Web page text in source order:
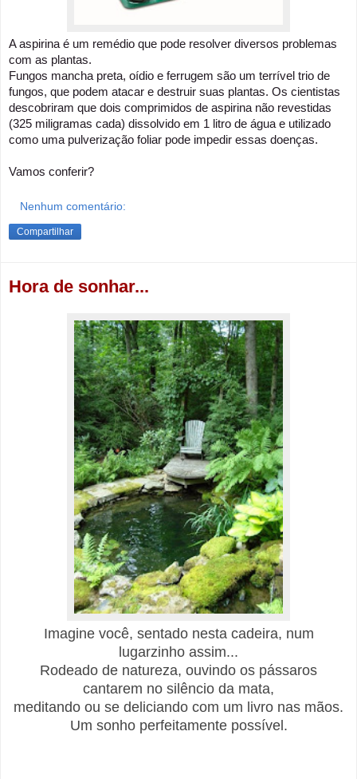
A aspirina é um remédio que pode resolver diversos problemas
com as plantas.
Fungos mancha preta, oídio e ferrugem são um terrível trio de
fungos, que podem atacar e destruir suas plantas. Os cientistas
descobriram que dois comprimidos de aspirina não revestidas
(325 miligramas cada) dissolvido em 1 litro de água e utilizado
como uma pulverização foliar pode impedir essas doenças.
Vamos conferir?
Nenhum comentário:
Compartilhar
Hora de sonhar...
Imagine você, sentado nesta cadeira, num
lugarzinho assim...
Rodeado de natureza, ouvindo os pássaros
cantarem no silêncio da mata,
meditando ou se deliciando com um livro nas mãos.
Um sonho perfeitamente possível.